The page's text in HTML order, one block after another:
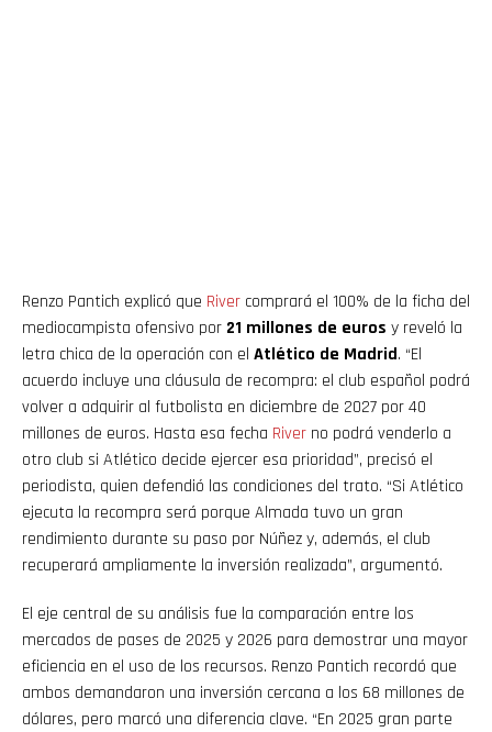
Renzo Pantich explicó que River comprará el 100% de la ficha del
mediocampista ofensivo por 21 millones de euros y reveló la
letra chica de la operación con el Atlético de Madrid. “El
acuerdo incluye una cláusula de recompra: el club español podrá
volver a adquirir al futbolista en diciembre de 2027 por 40
millones de euros. Hasta esa fecha River no podrá venderlo a
otro club si Atlético decide ejercer esa prioridad”, precisó el
periodista, quien defendió las condiciones del trato. “Si Atlético
ejecuta la recompra será porque Almada tuvo un gran
rendimiento durante su paso por Núñez y, además, el club
recuperará ampliamente la inversión realizada”, argumentó.
El eje central de su análisis fue la comparación entre los
mercados de pases de 2025 y 2026 para demostrar una mayor
eficiencia en el uso de los recursos. Renzo Pantich recordó que
ambos demandaron una inversión cercana a los 68 millones de
dólares, pero marcó una diferencia clave. “En 2025 gran parte